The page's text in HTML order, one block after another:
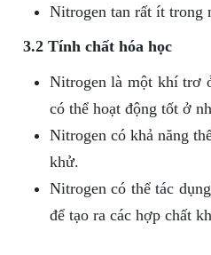
Nitrogen tan rất ít trong
3.2 Tính chất hóa học
Nitrogen là một khí trơ
có thể hoạt động tốt ở
Nitrogen có khả năng
khử.
Nitrogen có thể tác
để tạo ra các hợp chất